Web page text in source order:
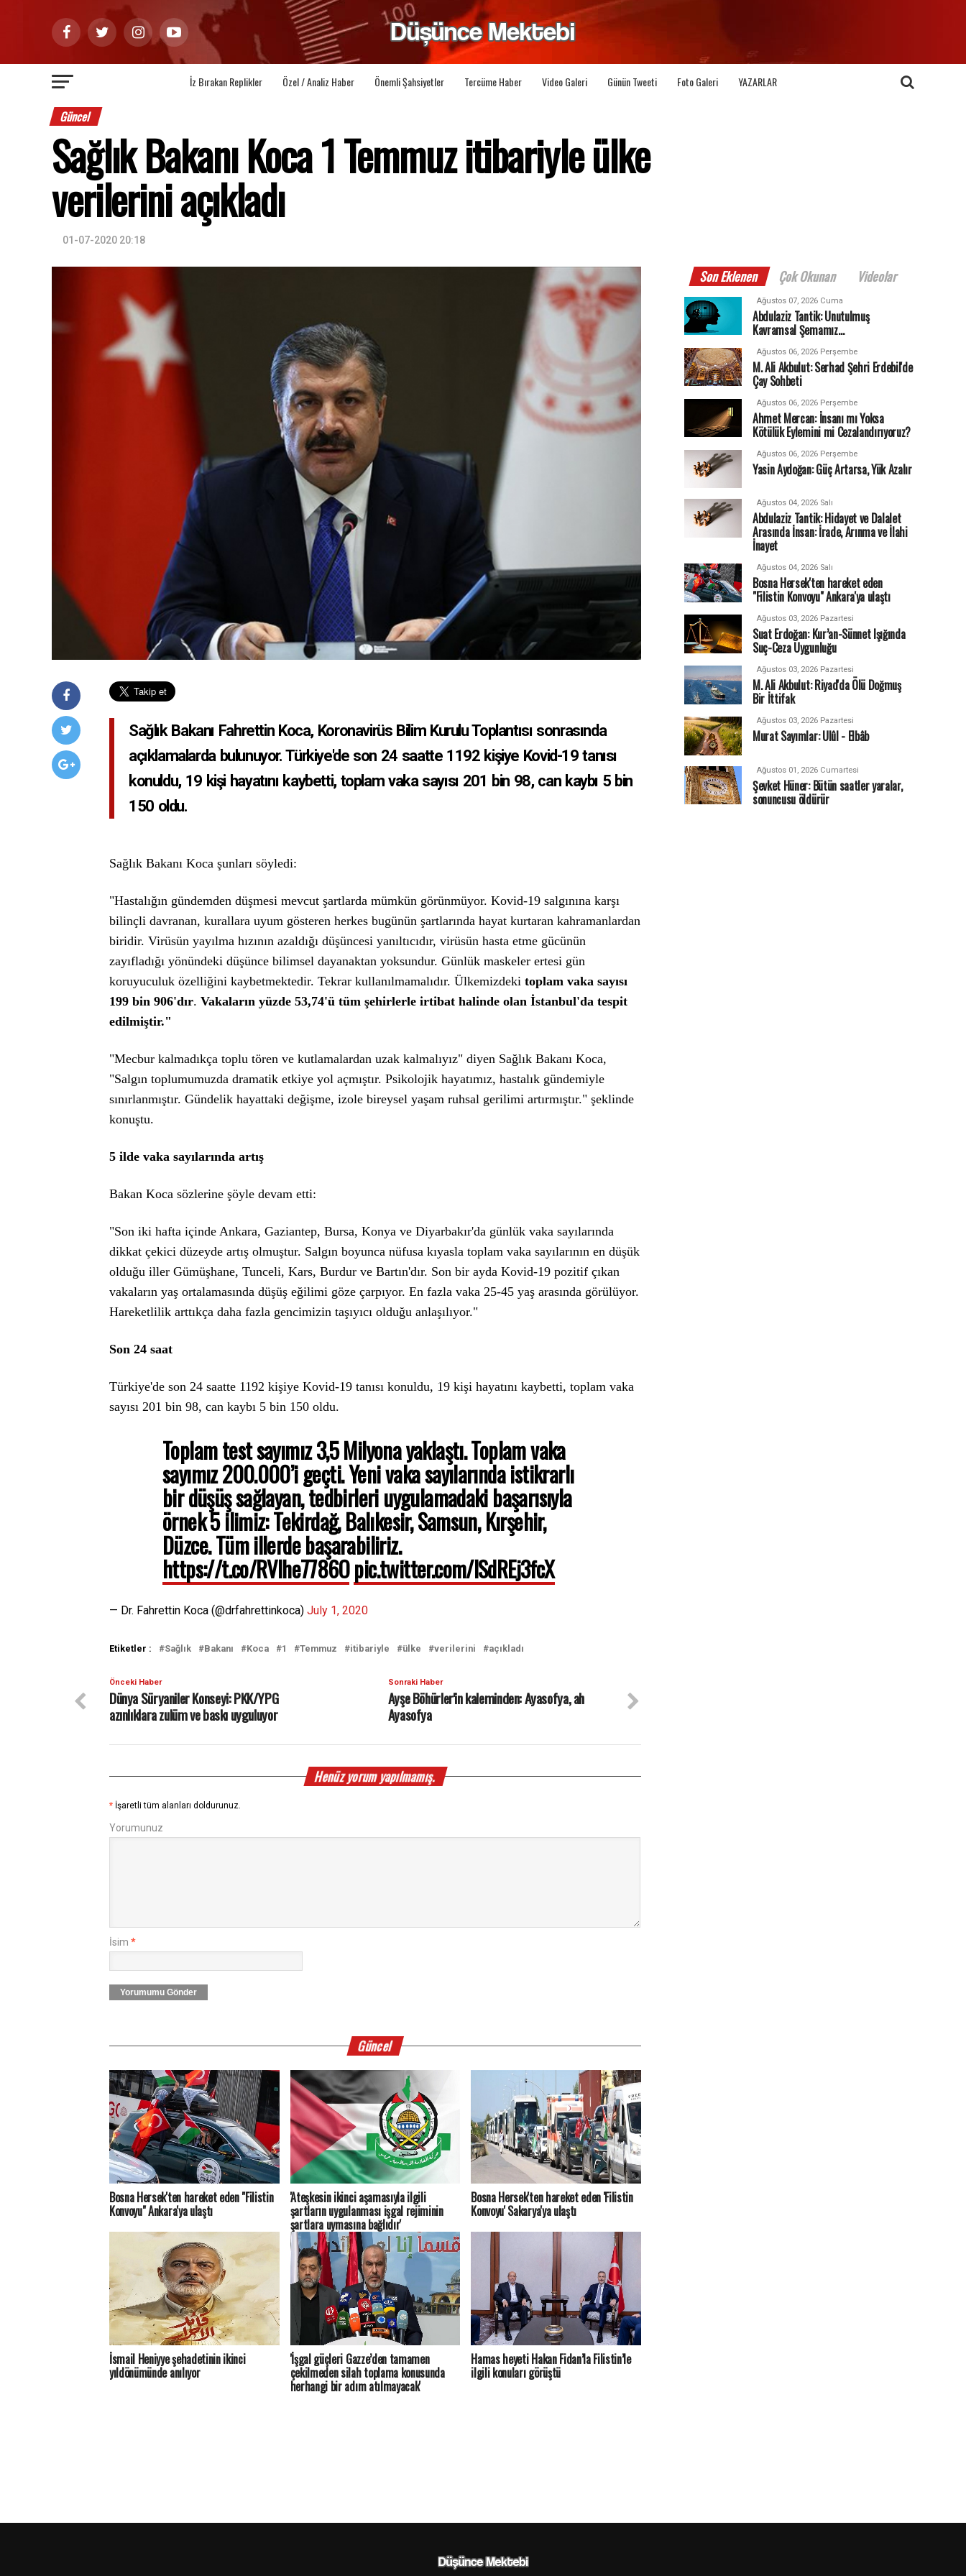
İz Bırakan Replikler Özel / Analiz Haber Önemli Şahsiyetler Tercüme Haber Video Galeri Günün Tweeti Foto Galeri YAZARLAR
Güncel
Sağlık Bakanı Koca 1 Temmuz itibariyle ülke
verilerini açıkladı
01-07-2020 20:18
Sağlık Bakanı Fahrettin Koca, Koronavirüs Bilim Kurulu Toplantısı sonrasında
açıklamalarda bulunuyor. Türkiye'de son 24 saatte 1192 kişiye Kovid-19 tanısı
konuldu, 19 kişi hayatını kaybetti, toplam vaka sayısı 201 bin 98, can kaybı 5 bin
150 oldu.
Sağlık Bakanı Koca şunları söyledi:
"Hastalığın gündemden düşmesi mevcut şartlarda mümkün görünmüyor. Kovid-19 salgınına karşı
bilinçli davranan, kurallara uyum gösteren herkes bugünün şartlarında hayat kurtaran kahramanlardan
biridir. Virüsün yayılma hızının azaldığı düşüncesi yanıltıcıdır, virüsün hasta etme gücünün
zayıfladığı yönündeki düşünce bilimsel dayanaktan yoksundur. Günlük maskeler ertesi gün
koruyuculuk özelliğini kaybetmektedir. Tekrar kullanılmamalıdır. Ülkemizdeki toplam vaka sayısı
199 bin 906'dır. Vakaların yüzde 53,74'ü tüm şehirlerle irtibat halinde olan İstanbul'da tespit
edilmiştir."
"Mecbur kalmadıkça toplu tören ve kutlamalardan uzak kalmalıyız" diyen Sağlık Bakanı Koca,
"Salgın toplumumuzda dramatik etkiye yol açmıştır. Psikolojik hayatımız, hastalık gündemiyle
sınırlanmıştır. Gündelik hayattaki değişme, izole bireysel yaşam ruhsal gerilimi artırmıştır." şeklinde
konuştu.
5 ilde vaka sayılarında artış
Bakan Koca sözlerine şöyle devam etti:
"Son iki hafta içinde Ankara, Gaziantep, Bursa, Konya ve Diyarbakır'da günlük vaka sayılarında
dikkat çekici düzeyde artış olmuştur. Salgın boyunca nüfusa kıyasla toplam vaka sayılarının en düşük
olduğu iller Gümüşhane, Tunceli, Kars, Burdur ve Bartın'dır. Son bir ayda Kovid-19 pozitif çıkan
vakaların yaş ortalamasında düşüş eğilimi göze çarpıyor. En fazla vaka 25-45 yaş arasında görülüyor.
Hareketlilik arttıkça daha fazla gencimizin taşıyıcı olduğu anlaşılıyor."
Son 24 saat
Türkiye'de son 24 saatte 1192 kişiye Kovid-19 tanısı konuldu, 19 kişi hayatını kaybetti, toplam vaka
sayısı 201 bin 98, can kaybı 5 bin 150 oldu.
Toplam test sayımız 3,5 Milyona yaklaştı. Toplam vaka
sayımız 200.000’i geçti. Yeni vaka sayılarında istikrarlı
bir düşüş sağlayan, tedbirleri uygulamadaki başarısıyla
örnek 5 ilimiz: Tekirdağ, Balıkesir, Samsun, Kırşehir,
Düzce. Tüm illerde başarabiliriz.
https://t.co/RVlhe7786Opic.twitter.com/lSdREj3fcX
— Dr. Fahrettin Koca (@drfahrettinkoca) July 1, 2020
Etiketler : Sağlık Bakanı Koca 1 Temmuz itibariyle ülke verilerini açıkladı
Önceki Haber
Dünya Süryaniler Konseyi: PKK/YPG
azınlıklara zulüm ve baskı uyguluyor
Sonraki Haber
Ayşe Böhürler'in kaleminden: Ayasofya, ah
Ayasofya
Henüz yorum yapılmamış.
* İşaretli tüm alanları doldurunuz.
Yorumunuz
İsim *
Yorumumu Gönder
Güncel
Bosna Hersek'ten hareket eden "Filistin
Konvoyu" Ankara'ya ulaştı
'Ateşkesin ikinci aşamasıyla ilgili
şartların uygulanması işgal rejiminin
şartlara uymasına bağlıdır'
Bosna Hersek'ten hareket eden 'Filistin
Konvoyu' Sakarya'ya ulaştı
İsmail Heniyye şehadetinin ikinci
yıldönümünde anılıyor
'İşgal güçleri Gazze’den tamamen
çekilmeden silah toplama konusunda
herhangi bir adım atılmayacak'
Hamas heyeti Hakan Fidan’la Filistin’le
ilgili konuları görüştü
Son Eklenen Çok Okunan Videolar
Ağustos 07, 2026 Cuma
Abdulaziz Tantik: Unutulmuş
Kavramsal Şemamız…
Ağustos 06, 2026 Perşembe
M. Ali Akbulut: Serhad Şehri Erdebil'de
Çay Sohbeti
Ağustos 06, 2026 Perşembe
Ahmet Mercan: İnsanı mı Yoksa
Kötülük Eylemini mi Cezalandırıyoruz?
Ağustos 06, 2026 Perşembe
Yasin Aydoğan: Güç Artarsa, Yük Azalır
Ağustos 04, 2026 Salı
Abdulaziz Tantik: Hidayet ve Dalalet
Arasında İnsan: İrade, Arınma ve İlahi
İnayet
Ağustos 04, 2026 Salı
Bosna Hersek'ten hareket eden
"Filistin Konvoyu" Ankara'ya ulaştı
Ağustos 03, 2026 Pazartesi
Suat Erdoğan: Kur’an-Sünnet Işığında
Suç-Ceza Uygunluğu
Ağustos 03, 2026 Pazartesi
M. Ali Akbulut: Riyad'da Ölü Doğmuş
Bir İttifak
Ağustos 03, 2026 Pazartesi
Murat Sayımlar: Ulûl - Elbâb
Ağustos 01, 2026 Cumartesi
Şevket Hüner: Bütün saatler yaralar,
sonuncusu öldürür